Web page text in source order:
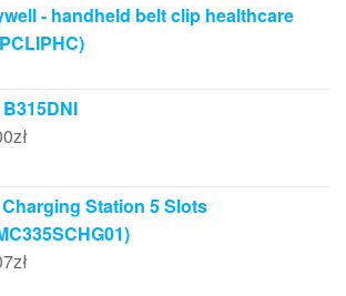
- handheld belt clip healthcare
zł
Station 5 Slots
zł